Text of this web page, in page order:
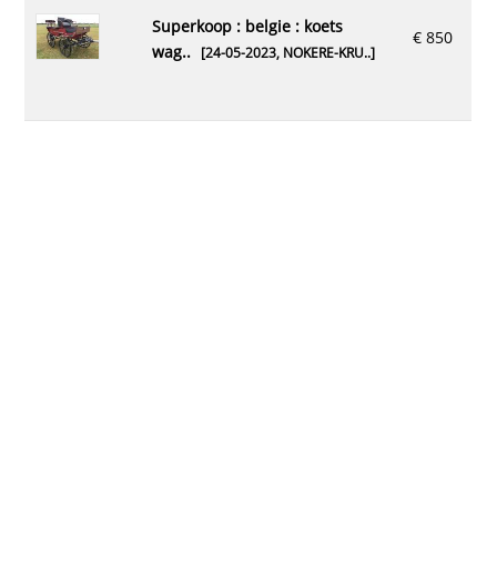
€ 850
superkoop : belgie : koets
wag..[24-05-2023, NOKERE-KRU..]